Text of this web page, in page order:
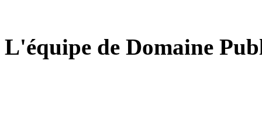
L'équipe de Domaine